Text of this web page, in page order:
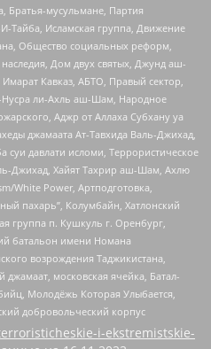
Братья-мусульмане, Партия
Тайба, Исламская группа, Движение
Общество социальных реформ,
Дом двух святых, Джунд аш-
Кавказ, АБТО, Правый сектор,
Нусра ли-Ахль аш-Шам, Народное
Аджр от Аллаха Субхану уа
джамаата Ат-Тавхида Валь-Джихад,
давлати исломи, Террористическое
Джихад, Хайят Тахрир аш-Шам, Ахлю
White Power, Артподготовка,
пахарь”, Колумбайн, Хатлонский
группа п. Кушкуль г. Оренбург,
батальон имени Номана
возрождения Таджикистана,
московская ячейка, Батал-
Молодёжь Которая Улыбается,
добровольческий корпус
i-ekstremistskie-